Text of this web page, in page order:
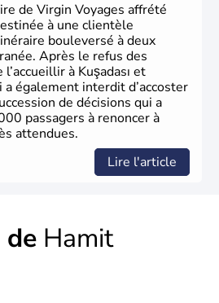
de Virgin Voyages affrété
à une clientèle
bouleversé à deux
Après le refus des
à Kuşadası et
a également interdit d’accoster
de décisions qui a
passagers à renoncer à
attendues.
Lire l'article
Hamit